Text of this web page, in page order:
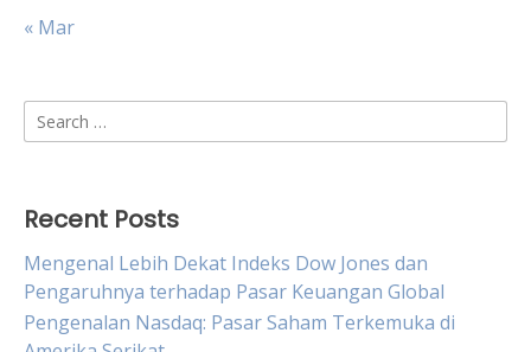
« Mar
Search
for:
Recent Posts
Mengenal Lebih Dekat Indeks Dow Jones dan
Pengaruhnya terhadap Pasar Keuangan Global
Pengenalan Nasdaq: Pasar Saham Terkemuka di